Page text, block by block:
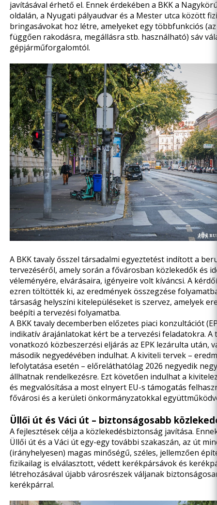
javításával érhető el. Ennek érdekében a BKK a
oldalán, a Nyugati pályaudvar és a Mester utca között
bringasávokat hoz létre, amelyeket egy többfunkciós
függően rakodásra, megállásra stb. használható) sáv
gépjárműforgalomtól.
A BKKtavaly ősszel társadalmi egyeztetést indított a
tervezéséről, amely során a fővárosban közlekedők és
véleményére, elvárásaira, igényeire volt kíváncsi. A
ezren töltötték ki, az eredmények összegzése
társaság helyszíni kitelepüléseket is szervez, amelyek
beépíti a tervezési folyamatba.
A BKK tavaly decemberben előzetes piaci konzultációt
indikatív árajánlatokat kért be a tervezési feladatokra. A
vonatkozó közbeszerzési eljárás az EPK lezárulta után,
második negyedévében indulhat. A kiviteli tervek –
lefolytatása esetén – előreláthatólag 2026 negyedik
állhatnak rendelkezésre. Ezt követően indulhat a
és megvalósítása a most elnyert EU-s támogatás
fővárosi és a kerületi önkormányzatokkal
Üllői út és Váci út – biztonságosabb
A fejlesztések célja a közlekedésbiztonság javítása.
Üllői út és a Váci út egy-egy további szakaszán, az út
(irányhelyesen) magas minőségű, széles, jellemzően
fizikailag is elválasztott, védett kerékpársávok és
létrehozásával újabb városrészek váljanak
kerékpárral.